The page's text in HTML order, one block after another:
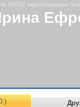
№ 396712 зарегистрирован
)